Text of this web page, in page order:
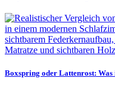
Boxspring oder Lattenrost: Was